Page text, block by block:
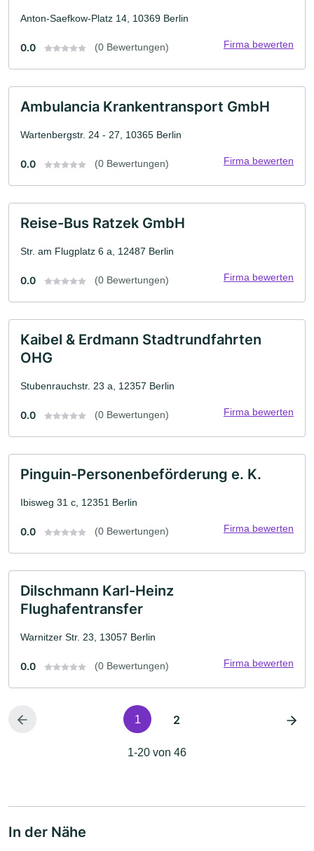
Anton-Saefkow-Platz 14, 10369 Berlin
0.0 (0 Bewertungen) Firma bewerten
Ambulancia Krankentransport GmbH
Wartenbergstr. 24 - 27, 10365 Berlin
0.0 (0 Bewertungen) Firma bewerten
Reise-Bus Ratzek GmbH
Str. am Flugplatz 6 a, 12487 Berlin
0.0 (0 Bewertungen) Firma bewerten
Kaibel & Erdmann Stadtrundfahrten
OHG
Stubenrauchstr. 23 a, 12357 Berlin
0.0 (0 Bewertungen) Firma bewerten
Pinguin-Personenbeförderung e. K.
Ibisweg 31 c, 12351 Berlin
0.0 (0 Bewertungen) Firma bewerten
Dilschmann Karl-Heinz
Flughafentransfer
Warnitzer Str. 23, 13057 Berlin
0.0 (0 Bewertungen) Firma bewerten
1 2
1-20 von 46
In der Nähe